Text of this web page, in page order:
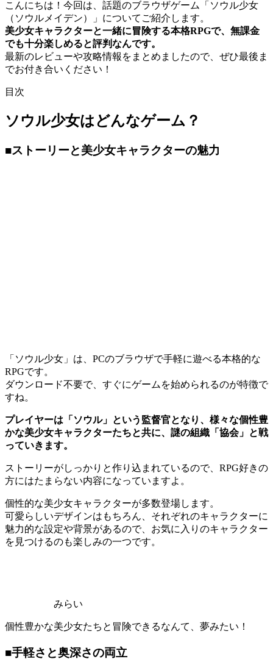
こんにちは！今回は、話題のブラウザゲーム「ソウル少女
（ソウルメイデン）」についてご紹介します。
美少女キャラクターと一緒に冒険する本格RPGで、無課金
でも十分楽しめると評判なんです。
最新のレビューや攻略情報をまとめましたので、ぜひ最後ま
でお付き合いください！
目次
ソウル少女はどんなゲーム？
■ストーリーと美少女キャラクターの魅力
「ソウル少女」は、PCのブラウザで手軽に遊べる本格的な
RPGです。
ダウンロード不要で、すぐにゲームを始められるのが特徴で
すね。
プレイヤーは「ソウル」という監督官となり、様々な個性豊
かな美少女キャラクターたちと共に、謎の組織「協会」と戦
っていきます。
ストーリーがしっかりと作り込まれているので、RPG好きの
方にはたまらない内容になっていますよ。
個性的な美少女キャラクターが多数登場します。
可愛らしいデザインはもちろん、それぞれのキャラクターに
魅力的な設定や背景があるので、お気に入りのキャラクター
を見つけるのも楽しみの一つです。
みらい
個性豊かな美少女たちと冒険できるなんて、夢みたい！
■手軽さと奥深さの両立